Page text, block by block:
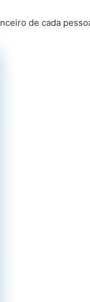
de cada